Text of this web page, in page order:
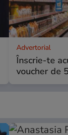
Advertorial
Înscrie-te
voucher de